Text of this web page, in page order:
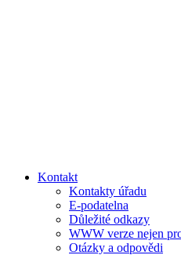
Kontakt
Kontakty úřadu
E-podatelna
Důležité odkazy
WWW verze nejen
Otázky a odpovědi